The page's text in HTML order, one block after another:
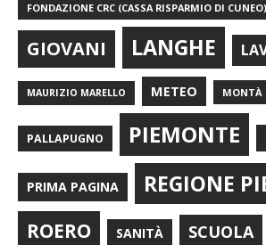
FONDAZIONE CRC (CASSA RISPARMIO DI CUNEO)
GIOVANI LANGHE
MAURIZIO MARELLO METEO MONTÀ
PALLAPUGNO PIEMONTE
PRIMA PAGINA REGIONE
ROERO SANITÀ SCUOLA